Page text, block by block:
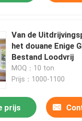
Van de
het douane Enige
Bestand Loodvrij
MOQ：10 ton
Prijs：1000-1100
prijs